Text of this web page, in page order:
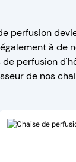
perfusion
à de
perfusion
de nos